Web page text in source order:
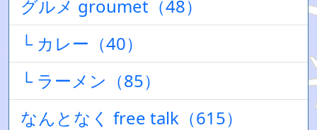
グルメ groumet（48）
└ カレー（40）
└ ラーメン（85）
なんとなく free talk（615）